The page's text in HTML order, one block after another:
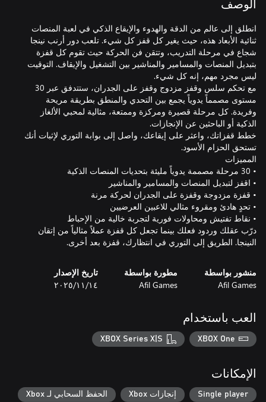
الوصف
انطلق إلى عالم من الدقة والهدوء والإيقاع الذكي في لعبة المنصات
ثنائية الأبعاد هذه، حيث يغير كل قفز كل شيء. تلعب دور أرنب نينجا
شجاع في مرحلة التدريب، وتتقن فن الحركة حيث تقوم كل قفزة
بتبديل المنصات والمسامير والمناشير بين التشغيل والإيقاف. التوقيت
مع تحكم سلس وقفز مزدوج وقفز على الجدران، ستتدفق عبر 30
مستوى مصمماً يدوياً يجمع بين التحدي والمنطق بطريقة مريحة
وفريدة. كل مرحلة قصيرة ومركزة وممتعة، مثالية لمحبي الألغاز
خطط قفزاتك، واعثر على إيقاعك، واصل إلى بوابة التوري لإثبات أنك
درّب عقلك وردود فعلك بينما تجعل كل قفزة عملاً مثالياً من إتقان
النينجا. الطريق إلى التوري في انتظارك، قفزة بعد أخرى.
منشور بواسطة
Afil Games
مطورة بواسطة
Afil Games
تاريخ الإصدار
١٤‏/١١‏/٢٠٢٥
العب باستخدام
XBOX One
XBOX Series X|S
الإمكانات
Single player إنجازات Xbox الحفظ السحابي لـ Xbox